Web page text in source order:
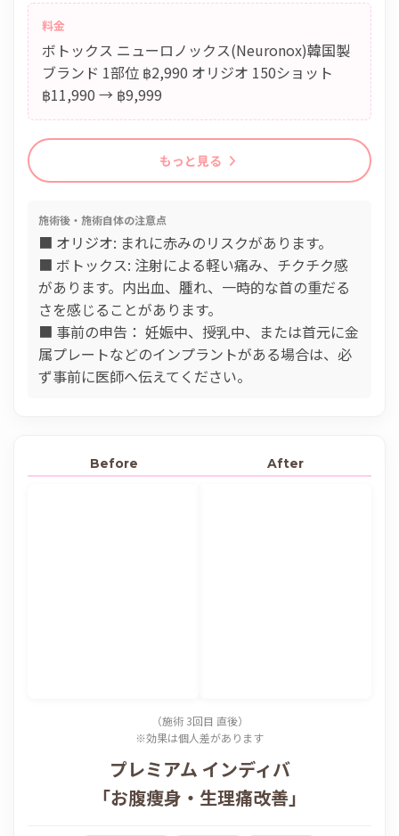
料金
ボトックス ニューロノックス(Neuronox)韓国製
ブランド 1部位 ฿2,990 オリジオ 150ショット
฿11,990 → ฿9,999
もっと見る
施術後・施術自体の注意点
■ オリジオ: まれに赤みのリスクがあります。
■ ボトックス: 注射による軽い痛み、チクチク感
があります。内出血、腫れ、一時的な首の重だる
さを感じることがあります。
■ 事前の申告： 妊娠中、授乳中、または首元に金
属プレートなどのインプラントがある場合は、必
ず事前に医師へ伝えてください。
Before After
（施術 3回目 直後）
※効果は個人差があります
プレミアム インディバ
「お腹痩身・生理痛改善」